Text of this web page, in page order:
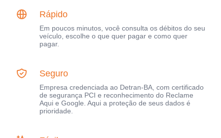
Rápido
Em poucos minutos, você consulta os débitos do seu
veículo, escolhe o que quer pagar e como quer
pagar.
Seguro
Empresa credenciada ao Detran-BA, com certificado
de segurança PCI e reconhecimento do Reclame
Aqui e Google. Aqui a proteção de seus dados é
prioridade.